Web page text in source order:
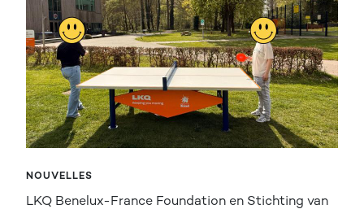
NOUVELLES
LKQ Benelux-France Foundation en Stichting van